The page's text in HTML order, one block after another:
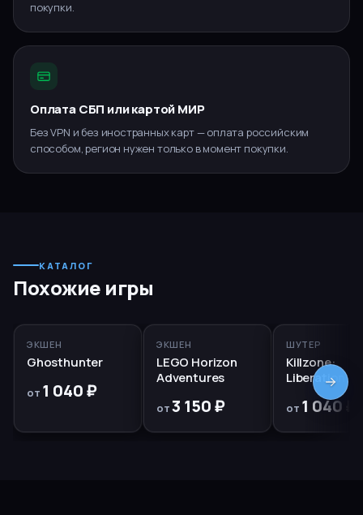
покупки.
Оплата СБП или картой МИР
Без VPN и без иностранных карт — оплата российским
способом, регион нужен только в момент покупки.
КАТАЛОГ
Похожие игры
ЭКШЕН
Ghosthunter
от 1 040 ₽
ЭКШЕН
LEGO Horizon
Adventures
от3 150 ₽
ШУТЕР
Killzone:
Liberation
от 1 040 ₽